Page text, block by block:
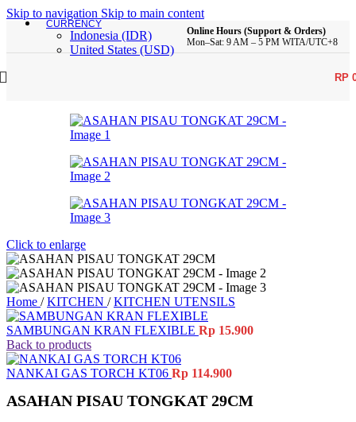
Skip to navigation Skip to main content
CURRENCY
Indonesia (IDR)
United States (USD)
Online Hours (Support & Orders)
Mon–Sat: 9 AM – 5 PM WITA/UTC+8
RP
Click to enlarge
Home / KITCHEN / KITCHEN UTENSILS
SAMBUNGAN KRAN FLEXIBLE Rp 15.900
Back to products
NANKAI GAS TORCH KT06 Rp 114.900
ASAHAN PISAU TONGKAT 29CM